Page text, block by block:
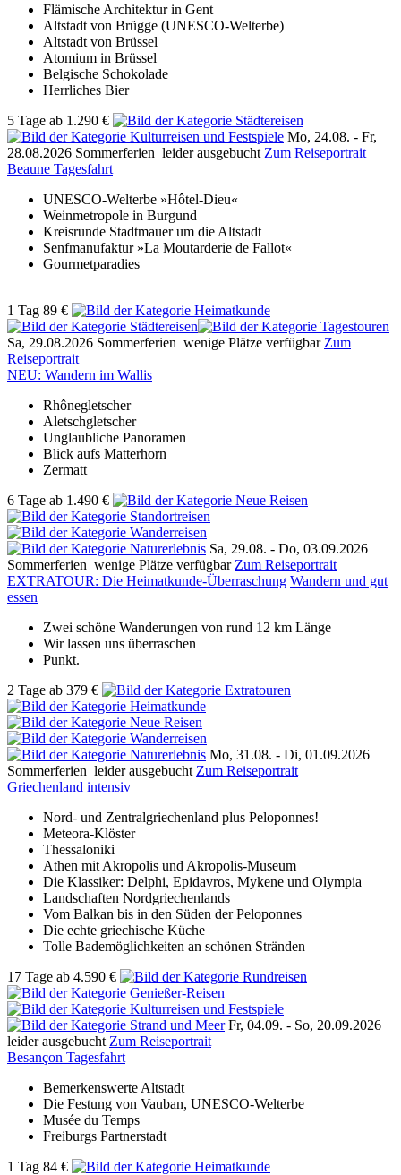
Flämische Architektur in Gent
Altstadt von Brügge (UNESCO-Welterbe)
Altstadt von Brüssel
Atomium in Brüssel
Belgische Schokolade
Herrliches Bier
5 Tage ab 1.290 €
Mo, 24.08. - Fr,
28.08.2026 Sommerferien leider ausgebucht Zum Reiseportrait
Beaune Tagesfahrt
UNESCO-Welterbe »Hôtel-Dieu«
Weinmetropole in Burgund
Kreisrunde Stadtmauer um die Altstadt
Senfmanufaktur »La Moutarderie de Fallot«
Gourmetparadies
1 Tag 89 €
Sa, 29.08.2026 Sommerferien wenige Plätze verfügbar Zum
Reiseportrait
NEU: Wandern im Wallis
Rhônegletscher
Aletschgletscher
Unglaubliche Panoramen
Blick aufs Matterhorn
Zermatt
6 Tage ab 1.490 €
Sa, 29.08. - Do, 03.09.2026
Sommerferien wenige Plätze verfügbar Zum Reiseportrait
EXTRATOUR: Die Heimatkunde-Überraschung Wandern und gut
essen
Zwei schöne Wanderungen von rund 12 km Länge
Wir lassen uns überraschen
Punkt.
2 Tage ab 379 €
Mo, 31.08. - Di, 01.09.2026
Sommerferien leider ausgebucht Zum Reiseportrait
Griechenland intensiv
Nord- und Zentralgriechenland plus Peloponnes!
Meteora-Klöster
Thessaloniki
Athen mit Akropolis und Akropolis-Museum
Die Klassiker: Delphi, Epidavros, Mykene und Olympia
Landschaften Nordgriechenlands
Vom Balkan bis in den Süden der Peloponnes
Die echte griechische Küche
Tolle Bademöglichkeiten an schönen Stränden
17 Tage ab 4.590 €
Fr, 04.09. - So, 20.09.2026
leider ausgebucht Zum Reiseportrait
Besançon Tagesfahrt
Bemerkenswerte Altstadt
Die Festung von Vauban, UNESCO-Welterbe
Musée du Temps
Freiburgs Partnerstadt
1 Tag 84 €